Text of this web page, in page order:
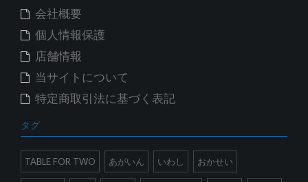
会社概要
個人情報保護
店舗情報
当サイトについて
特定商取引法に基づく表記
タグ
TABLE FOR TWO あがいん いわし おかせい